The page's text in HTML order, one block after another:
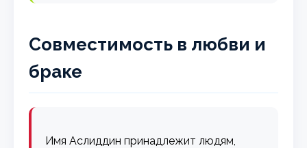
Совместимость в любви и
браке
Имя Аслиддин принадлежит людям,